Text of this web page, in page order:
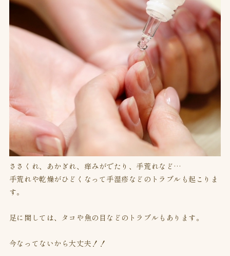
ささくれ、あかぎれ、痒みがでたり、手荒れなど…
手荒れや乾燥がひどくなって手湿疹などのトラブルも起こりま
す。
足に関しては、タコや魚の目などのトラブルもあります。
今なってないから大丈夫！！